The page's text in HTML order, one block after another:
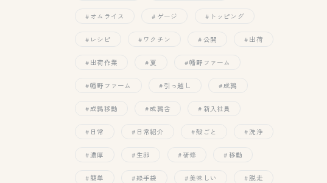
オムライス ゲージ トッピング
レシピ ワクチン 公開 出荷
出荷作業 夏 幡野ファーム
幡野ファーム 引っ越し 成鶉
成鶉移動 成鶉舎 新入社員
日常 日常紹介 殻ごと 洗浄
濃厚 生卵 研修 移動
簡単 緑手袋 美味しい 脱走